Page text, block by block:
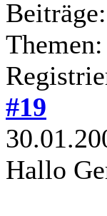
#19
Hallo